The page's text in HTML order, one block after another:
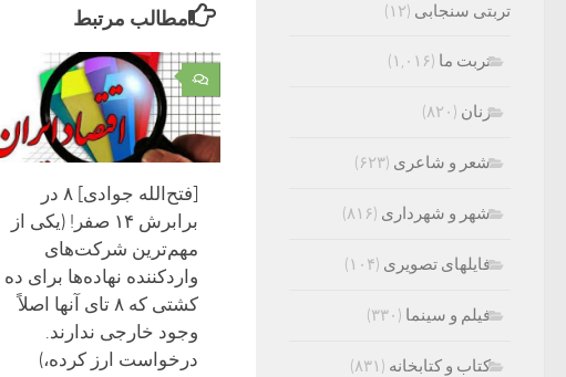
مطالب مرتبط
۰
[فتح‌الله جوادی] ۸ در
برابرش ۱۴ صفر! (یکی از
مهم‌ترین شرکت‌های
واردکننده نهاده‌ها برای ده
کشتی که ۸ تای آنها اصلاً
وجود خارجی ندارند.
درخواست ارز کرده،)
تربتی سنجابی (۱۲)
تربت ما (۱,۰۱۶)
زنان (۸۲۰)
شعر و شاعری (۶۲۳)
شهر و شهرداری (۸۱۶)
فایلهای تصویری (۱۰۴)
فیلم و سینما (۳۳۰)
کتاب و کتابخانه (۸۳۱)